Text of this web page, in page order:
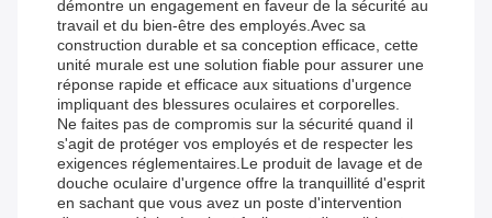
démontre un engagement en faveur de la sécurité au
travail et du bien-être des employés.Avec sa
construction durable et sa conception efficace, cette
unité murale est une solution fiable pour assurer une
réponse rapide et efficace aux situations d'urgence
impliquant des blessures oculaires et corporelles.
Ne faites pas de compromis sur la sécurité quand il
s'agit de protéger vos employés et de respecter les
exigences réglementaires.Le produit de lavage et de
douche oculaire d'urgence offre la tranquillité d'esprit
en sachant que vous avez un poste d'intervention